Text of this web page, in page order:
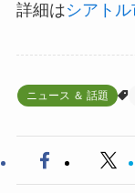
詳細はシアト
ニュース ＆ 話題